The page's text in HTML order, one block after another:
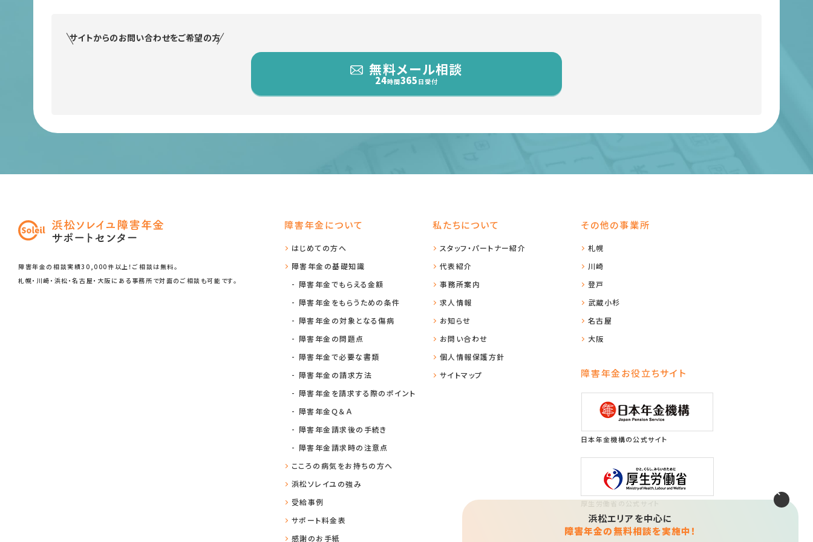
サイトからのお問い合わせをご希望の方
無料メール相談
24時間365 日受付
障害年金の相談実績30,000件以上！ご相談は無料。
札幌・川崎・浜松・名古屋・大阪にある事務所で対面のご相談も可能です。
障害年金について
はじめての方へ
障害年金の基礎知識
障害年金でもらえる金額
障害年金をもらうための条件
障害年金の対象となる傷病
障害年金の問題点
障害年金で必要な書類
障害年金の請求方法
障害年金を請求する際のポイント
障害年金Ｑ＆Ａ
障害年金請求後の手続き
障害年金請求時の注意点
こころの病気をお持ちの方へ
浜松ソレイユの強み
受給事例
サポート料金表
感謝のお手紙
私たちについて
スタッフ・パートナー紹介
代表紹介
事務所案内
求人情報
お知らせ
お問い合わせ
個人情報保護方針
サイトマップ
その他の事業所
札幌
川崎
登戸
武蔵小杉
名古屋
大阪
障害年金お役立ちサイト
日本年金機構の公式サイト
浜松エリアを中心に
障害年金の無料相談を実施中！